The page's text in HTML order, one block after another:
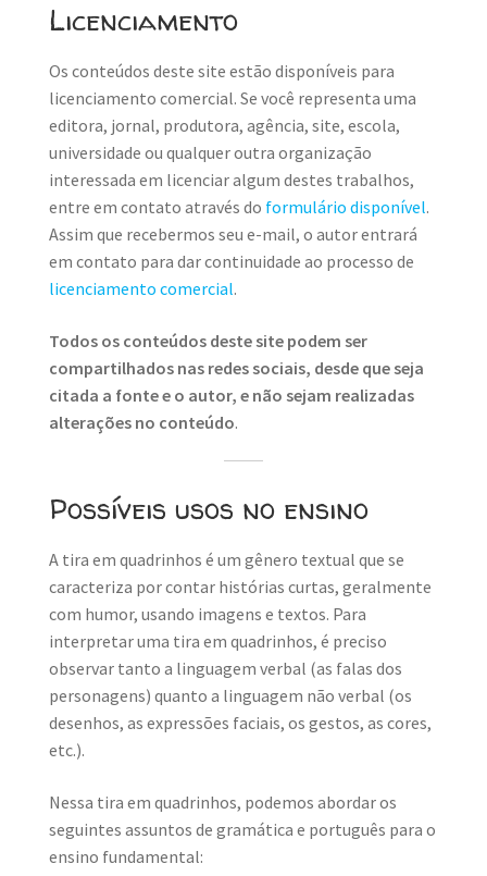
Licenciamento
Os conteúdos deste site estão disponíveis para
licenciamento comercial. Se você representa uma
editora, jornal, produtora, agência, site, escola,
universidade ou qualquer outra organização
interessada em licenciar algum destes trabalhos,
entre em contato através do formulário disponível.
Assim que recebermos seu e-mail, o autor entrará
em contato para dar continuidade ao processo de
licenciamento comercial.
Todos os conteúdos deste site podem ser
compartilhados nas redes sociais, desde que seja
citada a fonte e o autor, e não sejam realizadas
alterações no conteúdo.
Possíveis usos no ensino
A tira em quadrinhos é um gênero textual que se
caracteriza por contar histórias curtas, geralmente
com humor, usando imagens e textos. Para
interpretar uma tira em quadrinhos, é preciso
observar tanto a linguagem verbal (as falas dos
personagens) quanto a linguagem não verbal (os
desenhos, as expressões faciais, os gestos, as cores,
etc.).
Nessa tira em quadrinhos, podemos abordar os
seguintes assuntos de gramática e português para o
ensino fundamental: